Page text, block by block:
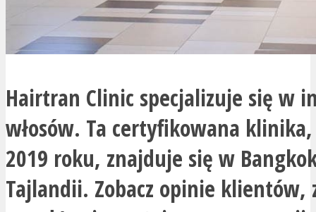
Hairtran Clinic specjalizuje się w
włosów. Ta certyfikowana klinika,
2019 roku, znajduje się w
Tajlandii. Zobacz opinie klientów,